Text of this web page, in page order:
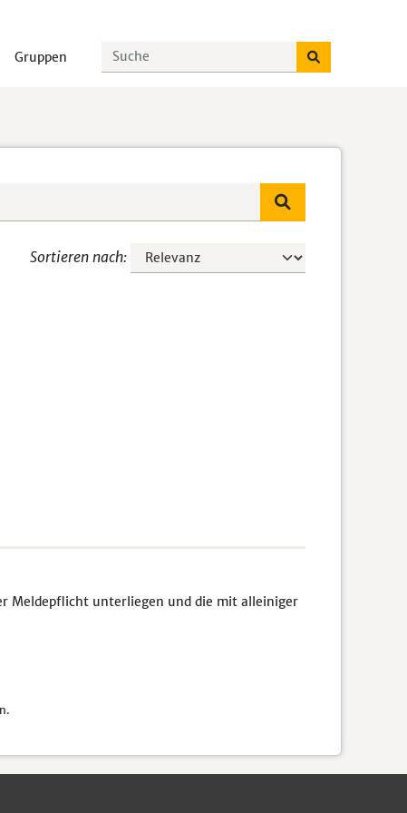
Gruppen
Sortieren nach
Meldepflicht unterliegen und die mit alleiniger